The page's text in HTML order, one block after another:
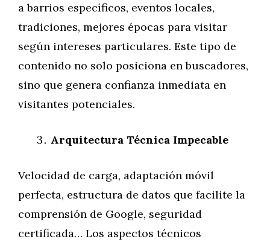
a barrios específicos, eventos locales,
tradiciones, mejores épocas para visitar
según intereses particulares. Este tipo de
contenido no solo posiciona en buscadores,
sino que genera confianza inmediata en
visitantes potenciales.
Arquitectura Técnica Impecable
Velocidad de carga, adaptación móvil
perfecta, estructura de datos que facilite la
comprensión de Google, seguridad
certificada… Los aspectos técnicos